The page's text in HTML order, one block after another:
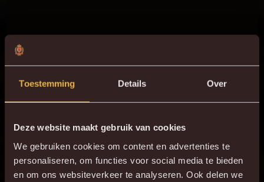
Toestemming Details Over
Deze website maakt gebruik van cookies
We gebruiken cookies om content en advertenties te
personaliseren, om functies voor social media te bieden
en om ons websiteverkeer te analyseren. Ook delen we